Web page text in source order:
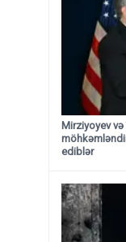
Mirziyoyev
ediblər